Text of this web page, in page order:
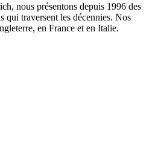
nous présentons depuis 1996 des
qui traversent les décennies. Nos
en France et en Italie.